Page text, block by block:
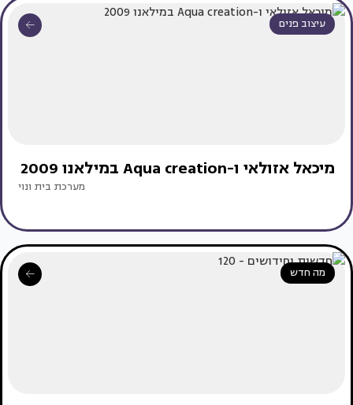
עיצוב פנים
מיכאל אזולאי ו-Aqua creation במילאנו 2009
מערכת בית ונוי
מה חדש